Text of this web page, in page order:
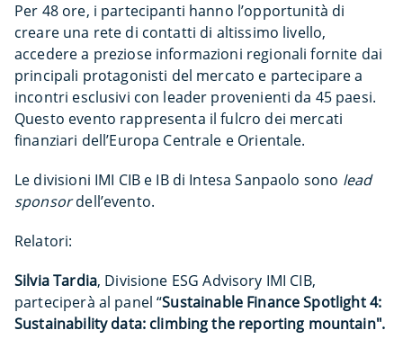
Per 48 ore, i partecipanti hanno l’opportunità di
creare una rete di contatti di altissimo livello,
accedere a preziose informazioni regionali fornite dai
principali protagonisti del mercato e partecipare a
incontri esclusivi con leader provenienti da 45 paesi.
Questo evento rappresenta il fulcro dei mercati
finanziari dell’Europa Centrale e Orientale.
Le divisioni IMI CIB e IB di Intesa Sanpaolo sono lead
sponsordell’evento.
Relatori:
Silvia Tardia, Divisione ESG Advisory IMI CIB,
parteciperà al panel “Sustainable Finance Spotlight 4:
Sustainability data: climbing the reporting mountain".